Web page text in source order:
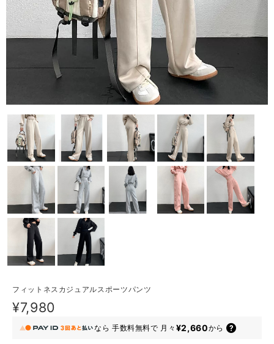
フィットネスカジュアルスポーツパンツ
¥7,980
なら 手数料無料で 月々 ¥2,660から